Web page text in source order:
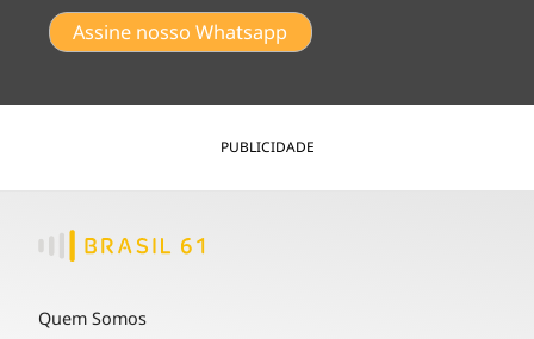
Assine nosso Whatsapp
PUBLICIDADE
Quem Somos